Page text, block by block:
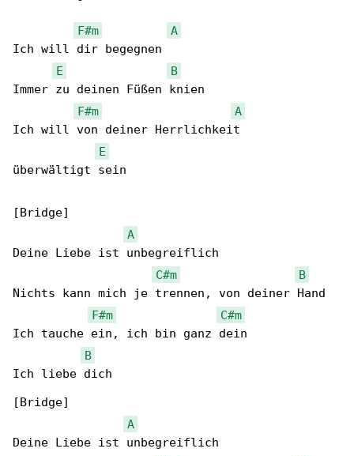
F#m
A
Ich will dir begegnen
E
B
Immer zu deinen Füßen knien
F#m
A
Ich will von deiner Herrlichkeit
E
überwältigt sein
[Bridge]
A
Deine Liebe ist unbegreiflich
C#m
B
Nichts kann mich je trennen, von deiner Hand
F#m
C#m
Ich tauche ein, ich bin ganz dein
B
Ich liebe dich
[Bridge]
A
Deine Liebe ist unbegreiflich